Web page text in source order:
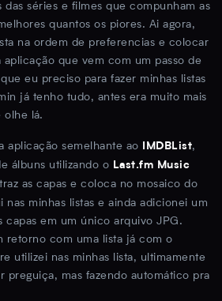
das séries e filmes que compunham as
quantos os piores. Ai agora,
na ordem de preferencias e colocar
aplicação que vem com um passo de
eu preciso para fazer minhas listas
já tenho tudo, antes era muito mais
olhe lá.
aplicação semelhante ao IMDBList,
álbuns utilizando o Last.fm Music
as capas e coloca no mosaico do
minhas listas e ainda adicionei um
capas em um único arquivo JPG.
retorno com uma lista já com o
utilizei nas minhas lista, ultimamente
preguiça, mas fazendo automático pra